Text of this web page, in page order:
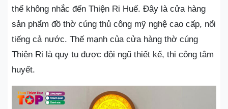
thể không nhắc đến Thiện Ri Huế. Đây là cửa hàng
sản phẩm đồ thờ cúng thủ công mỹ nghệ cao cấp, nổi
tiếng cả nước. Thế mạnh của cửa hàng thờ cúng
Thiện Ri là quy tụ được đội ngũ thiết kế, thi công tâm
huyết.